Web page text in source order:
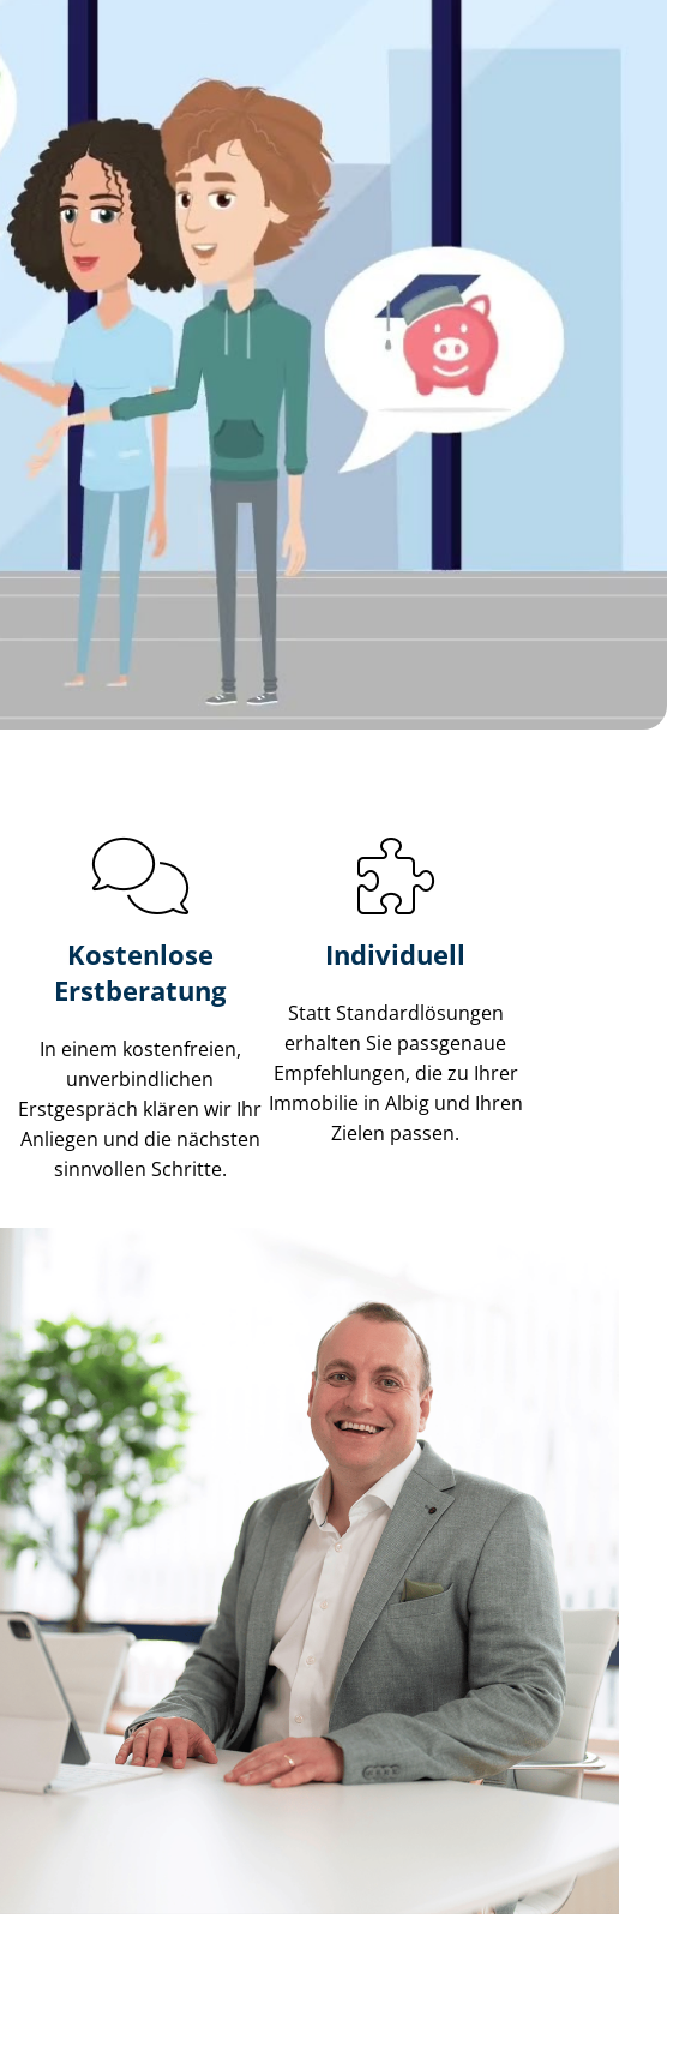
Kostenlose
Erstberatung
In einem kostenfreien,
unverbindlichen
Erstgespräch klären wir Ihr
Anliegen und die nächsten
sinnvollen Schritte.
Individuell
Statt Stan­dard­lö­sun­gen
erhalten Sie passgenaue
Empfehlungen, die zu Ihrer
Immobilie in Albig und Ihren
Zielen passen.